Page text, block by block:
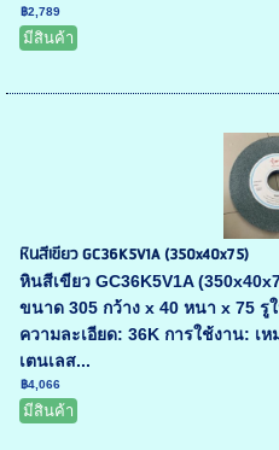
฿2,789
มีสินค้า
หินสีเขียว GC36K5V1A (350x40x75)
หินสีเขียว GC36K5V1A
ขนาด 305 กว้าง x 40 หนา x 75
ความละเอียด: 36K การใช้งาน: เ
เตนเลส...
฿4,066
มีสินค้า